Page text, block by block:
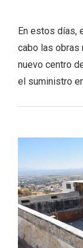
En estos días,
cabo las obras
nuevo centro
el suministro